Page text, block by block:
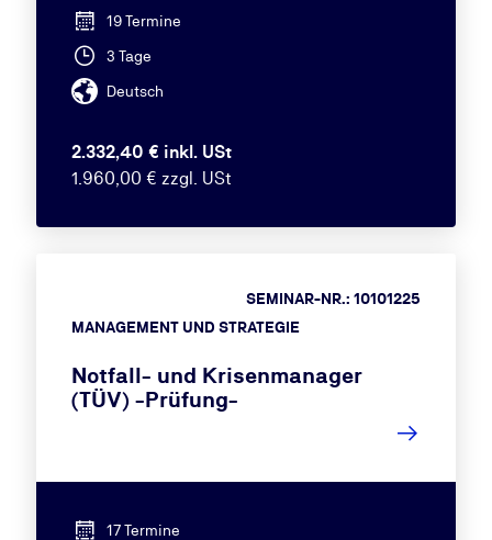
19 Termine
3 Tage
Deutsch
2.332,40 € inkl. USt
1.960,00 € zzgl. USt
MANAGEMENT UND STRATEGIE
SEMINAR-NR.: 10101225
Notfall- und Krisenmanager
(TÜV) -Prüfung-
17 Termine